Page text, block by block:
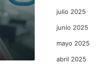
julio 2025
junio 2025
mayo 2025
abril 2025